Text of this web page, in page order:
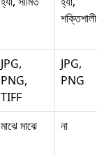
শক্তিশালী
JPG,
PNG,
TIFF
JPG,
PNG
মাঝে মাঝে না